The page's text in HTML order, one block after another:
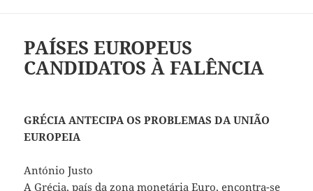
PAÍSES EUROPEUS
CANDIDATOS À FALÊNCIA
GRÉCIA ANTECIPA OS PROBLEMAS DA UNIÃO
EUROPEIA
António Justo
A Grécia, país da zona monetária Euro, encontra-se